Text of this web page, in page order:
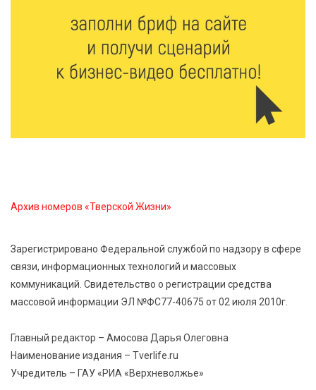
Виталий Королев увеличил выплату контрактникам
7 Авг 2026 11:33 925
7 Авг 2026 11:32 202
Архив номеров «Тверской Жизни»
Зарегистрировано Федеральной службой по надзору в сфере
связи, информационных технологий и массовых
коммуникаций. Свидетельство о регистрации средства
массовой информации ЭЛ №ФС77-40675 от 02 июля 2010г.
Главный редактор – Амосова Дарья Олеговна
Наименование издания – Tverlife.ru
Учредитель – ГАУ «РИА «Верхневолжье»